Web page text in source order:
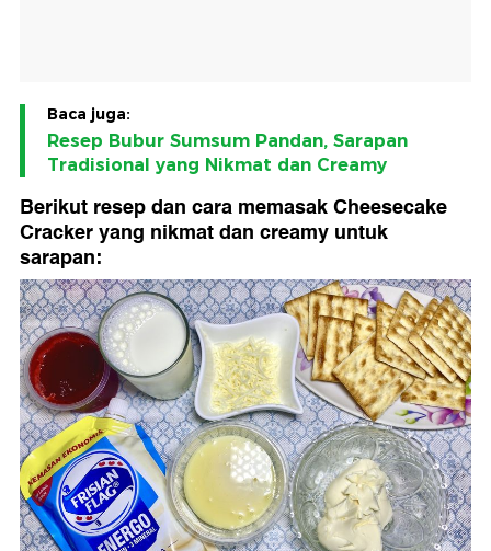
Baca juga:
Resep Bubur Sumsum Pandan, Sarapan
Tradisional yang Nikmat dan Creamy
Berikut resep dan cara memasak Cheesecake
Cracker yang nikmat dan creamy untuk
sarapan: